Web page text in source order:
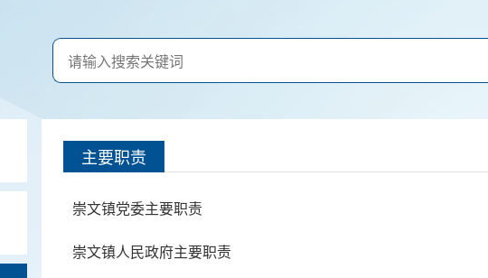
主要职责
崇文镇党委主要职责
崇文镇人民政府主要职责